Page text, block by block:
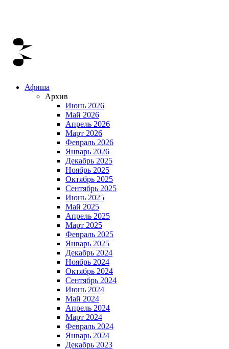
Афиша
Архив
Июнь 2026
Май 2026
Апрель 2026
Март 2026
Февраль 2026
Январь 2026
Декабрь 2025
Ноябрь 2025
Октябрь 2025
Сентябрь 2025
Июнь 2025
Май 2025
Апрель 2025
Март 2025
Февраль 2025
Январь 2025
Декабрь 2024
Ноябрь 2024
Октябрь 2024
Сентябрь 2024
Июнь 2024
Май 2024
Апрель 2024
Март 2024
Февраль 2024
Январь 2024
Декабрь 2023